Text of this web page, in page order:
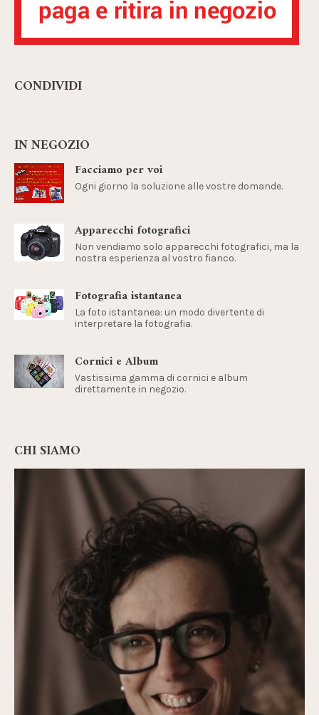
CONDIVIDI
IN NEGOZIO
Facciamo per voi
Ogni giorno la soluzione alle vostre domande.
Apparecchi fotografici
Non vendiamo solo apparecchi fotografici, ma la
nostra esperienza al vostro fianco.
Fotografia istantanea
La foto istantanea: un modo divertente di
interpretare la fotografia.
Cornici e Album
Vastissima gamma di cornici e album
direttamente in negozio.
CHI SIAMO